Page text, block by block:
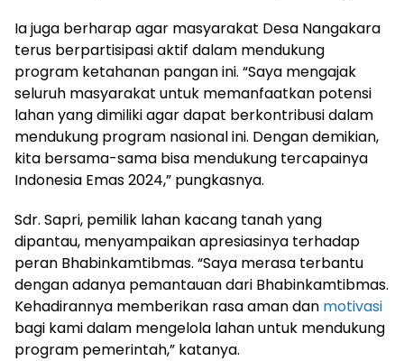
Ia juga berharap agar masyarakat Desa Nangakara
terus berpartisipasi aktif dalam mendukung
program ketahanan pangan ini. “Saya mengajak
seluruh masyarakat untuk memanfaatkan potensi
lahan yang dimiliki agar dapat berkontribusi dalam
mendukung program nasional ini. Dengan demikian,
kita bersama-sama bisa mendukung tercapainya
Indonesia Emas 2024,” pungkasnya.
Sdr. Sapri, pemilik lahan kacang tanah yang
dipantau, menyampaikan apresiasinya terhadap
peran Bhabinkamtibmas. “Saya merasa terbantu
dengan adanya pemantauan dari Bhabinkamtibmas.
Kehadirannya memberikan rasa aman dan motivasi
bagi kami dalam mengelola lahan untuk mendukung
program pemerintah,” katanya.